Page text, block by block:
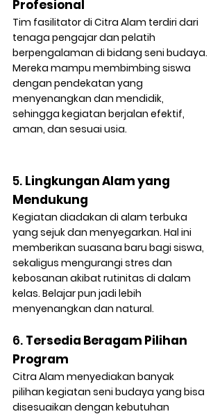
Profesional
Tim fasilitator di Citra Alam terdiri dari
tenaga pengajar dan pelatih
berpengalaman di bidang seni budaya.
Mereka mampu membimbing siswa
dengan pendekatan yang
menyenangkan dan mendidik,
sehingga kegiatan berjalan efektif,
aman, dan sesuai usia.
5. Lingkungan Alam yang
Mendukung
Kegiatan diadakan di alam terbuka
yang sejuk dan menyegarkan. Hal ini
memberikan suasana baru bagi siswa,
sekaligus mengurangi stres dan
kebosanan akibat rutinitas di dalam
kelas. Belajar pun jadi lebih
menyenangkan dan natural.
6. Tersedia Beragam Pilihan
Program
Citra Alam menyediakan banyak
pilihan kegiatan seni budaya yang bisa
disesuaikan dengan kebutuhan